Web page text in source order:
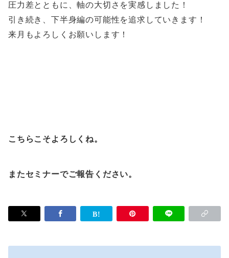
圧力差とともに、軸の大切さを実感しました！
引き続き、下半身編の可能性を追求していきます！
来月もよろしくお願いします！
こちらこそよろしくね。
またセミナーでご報告ください。